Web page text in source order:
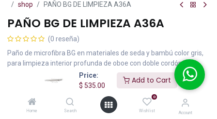
Price:
$ 535.00
Add to Cart
Home Search
0
Wishlist Account
shop PAÑO BG DE LIMPIEZA A36A
PAÑO BG DE LIMPIEZA A36A
(0 reseña)
Paño de microfibra BG en materiales de seda y bambú color gris,
para limpieza interior profunda de oboe con doble cordón y
contrapeso metálico plastificado en un extremo.